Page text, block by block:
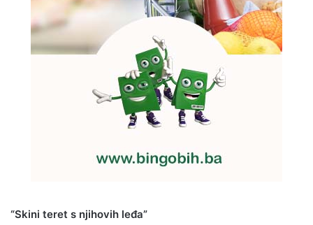
“Skini teret s njihovih leđa”